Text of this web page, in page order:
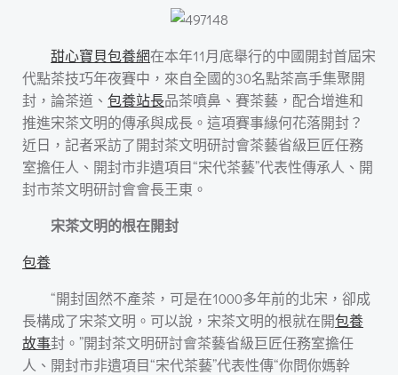
甜心寶貝包養網在本年11月底舉行的中國開封首屆宋
代點茶技巧年夜賽中，來自全國的30名點茶高手集聚開
封，論茶道、 包養站長品茶噴鼻、賽茶藝，配合增進和
推進宋茶文明的傳承與成長。這項賽事緣何花落開封？
近日，記者采訪了開封茶文明研討會茶藝省級巨匠任務
室擔任人、開封市非遺項目“宋代茶藝”代表性傳承人、開
封市茶文明研討會會長王東。
宋茶文明的根在開封
包養
“開封固然不產茶，可是在1000多年前的北宋，卻成
長構成了宋茶文明。可以說，宋茶文明的根就在開包養
故事封。”開封茶文明研討會茶藝省級巨匠任務室擔任
人、開封市非遺項目“宋代茶藝”代表性傳“你問你媽幹